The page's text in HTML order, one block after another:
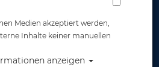
Medien akzeptiert werden,
Inhalte keiner manuellen
anzeigen